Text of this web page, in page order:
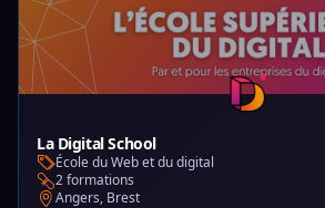
La Digital School
École du Web et du digital
2 formations
Angers, Brest